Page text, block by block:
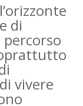
di
percorso
vivere